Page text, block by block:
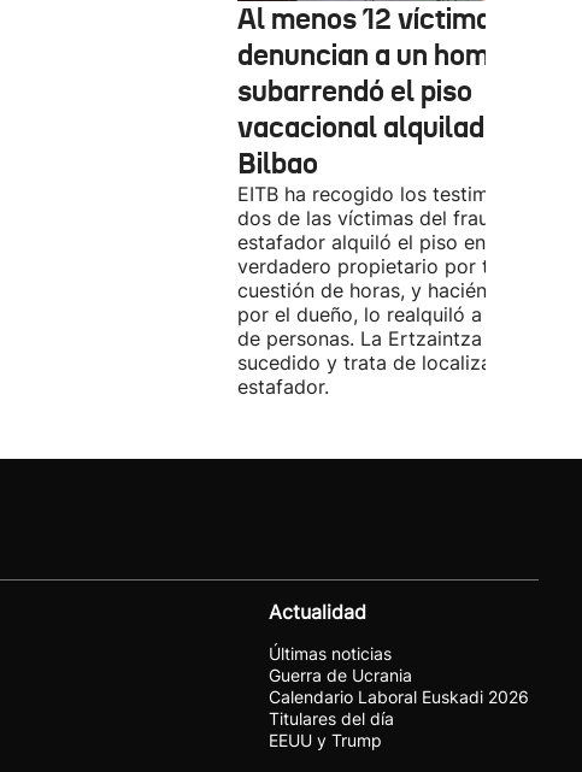
Al menos 12 víctimas
denuncian a un hombre
subarrendó el piso
vacacional alquilado en
Bilbao
EITB ha recogido los testimonios de
dos de las víctimas del fraude. El
estafador alquiló el piso en Airbnb a
verdadero propietario por tres días.
cuestión de horas, y haciéndose
por el dueño, lo realquiló a una
de personas. La Ertzaintza investiga
sucedido y trata de localizar al
estafador.
Actualidad
Últimas noticias
Guerra de Ucrania
Calendario Laboral Euskadi 2026
Titulares del día
EEUU y Trump